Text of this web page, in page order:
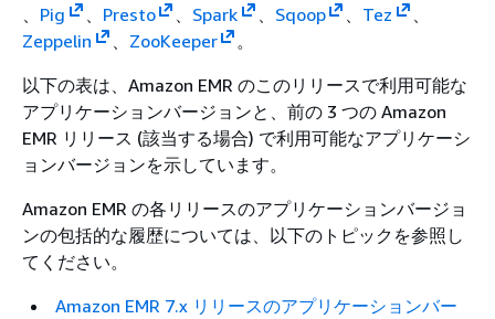
Pig Presto Spark Sqoop Tez
Zeppelin
ZooKeeper
。
以下の表は、Amazon EMR のこのリリースで利用可能な
アプリケーションバージョンと、前の 3 つの Amazon
EMR リリース (該当する場合) で利用可能なアプリケーシ
ョンバージョンを示しています。
Amazon EMR の各リリースのアプリケーションバージョ
ンの包括的な履歴については、以下のトピックを参照し
てください。
Amazon EMR 7.x リリースのアプリケーションバー